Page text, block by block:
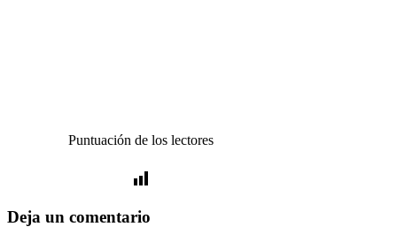
Puntuación de los lectores
Deja un comentario